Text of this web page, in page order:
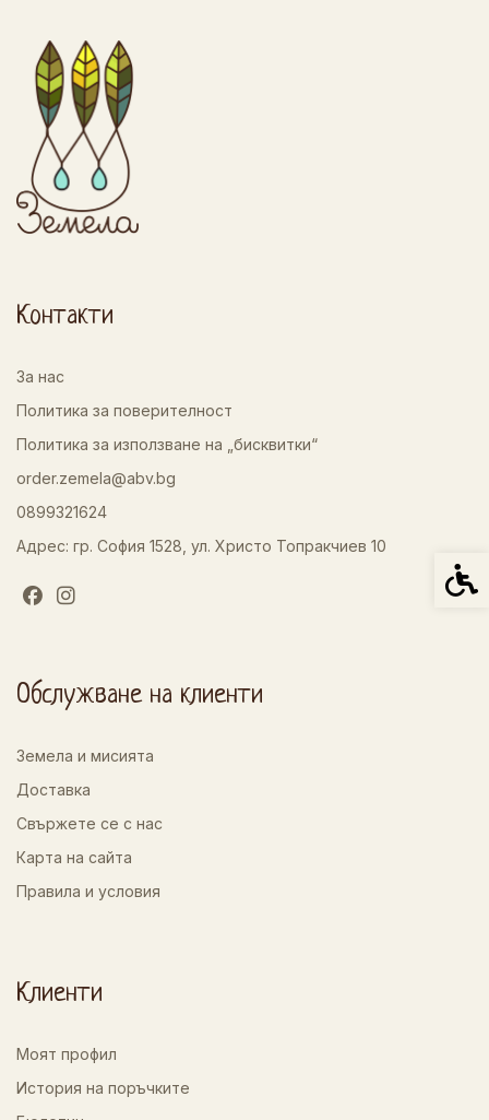
Контакти
За нас
Политика за поверителност
Политика за използване на „бисквитки“
order.zemela@abv.bg
0899321624
Адрес: гр. София 1528, ул. Христо Топракчиев 10
Обслужване на клиенти
Земела и мисията
Доставка
Свържете се с нас
Карта на сайта
Правила и условия
Клиенти
Моят профил
История на поръчките